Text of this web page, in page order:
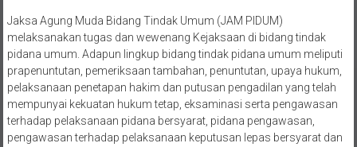
Jaksa Agung Muda Bidang Tindak Umum (JAM PIDUM)
melaksanakan tugas dan wewenang Kejaksaan di bidang tindak
pidana umum. Adapun lingkup bidang tindak pidana umum meliputi
prapenuntutan, pemeriksaan tambahan, penuntutan, upaya hukum,
pelaksanaan penetapan hakim dan putusan pengadilan yang telah
mempunyai kekuatan hukum tetap, eksaminasi serta pengawasan
terhadap pelaksanaan pidana bersyarat, pidana pengawasan,
pengawasan terhadap pelaksanaan keputusan lepas bersyarat dan